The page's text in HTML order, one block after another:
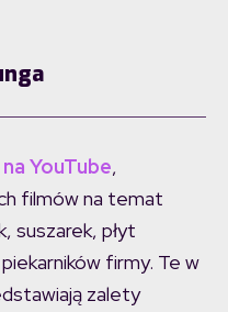
YouTube,
filmów na temat
suszarek, płyt
firmy. Te w
zalety